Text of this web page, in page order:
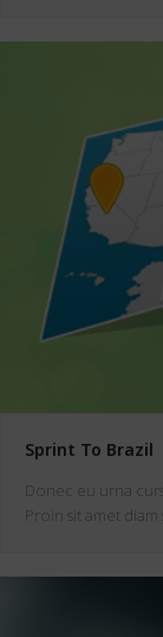
Sprint To Brazil
Donec eu urna
Proin sit amet